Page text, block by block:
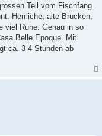
Teil vom Fischfang.
Herrliche, alte Brücken,
viel Ruhe. Genau in so
Belle Epoque. Mit
ca. 3-4 Stunden ab